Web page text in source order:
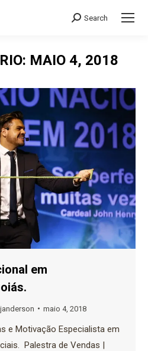
Search:
Search
MAIO 4, 2018
em
janderson maio 4, 2018
e Motivação Especialista em
Palestra de Vendas |